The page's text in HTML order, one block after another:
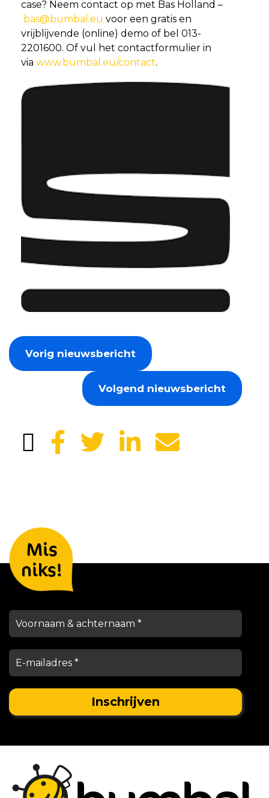
case? Neem contact op met Bas Holland –
bas@bumbal.eu voor een gratis en
vrijblijvende (online) demo of bel 013-
2201600. Of vul het contactformulier in
via www.bumbal.eu/contact.
Vorig nieuwsbericht
Volgend nieuwsbericht
Mis
niks!